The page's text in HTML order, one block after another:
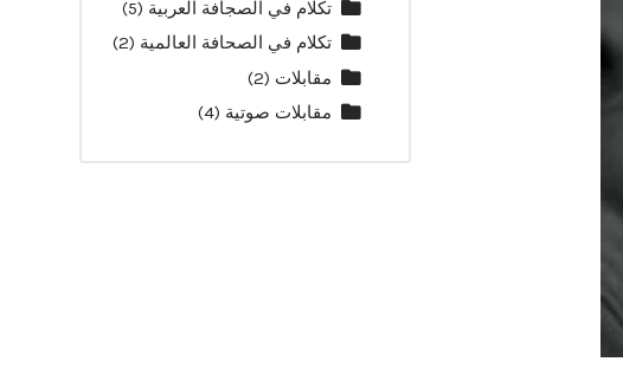
تكلام في الصجافة العربية (5)
تكلام في الصحافة العالمية (2)
مقابلات (2)
مقابلات صوتية (4)